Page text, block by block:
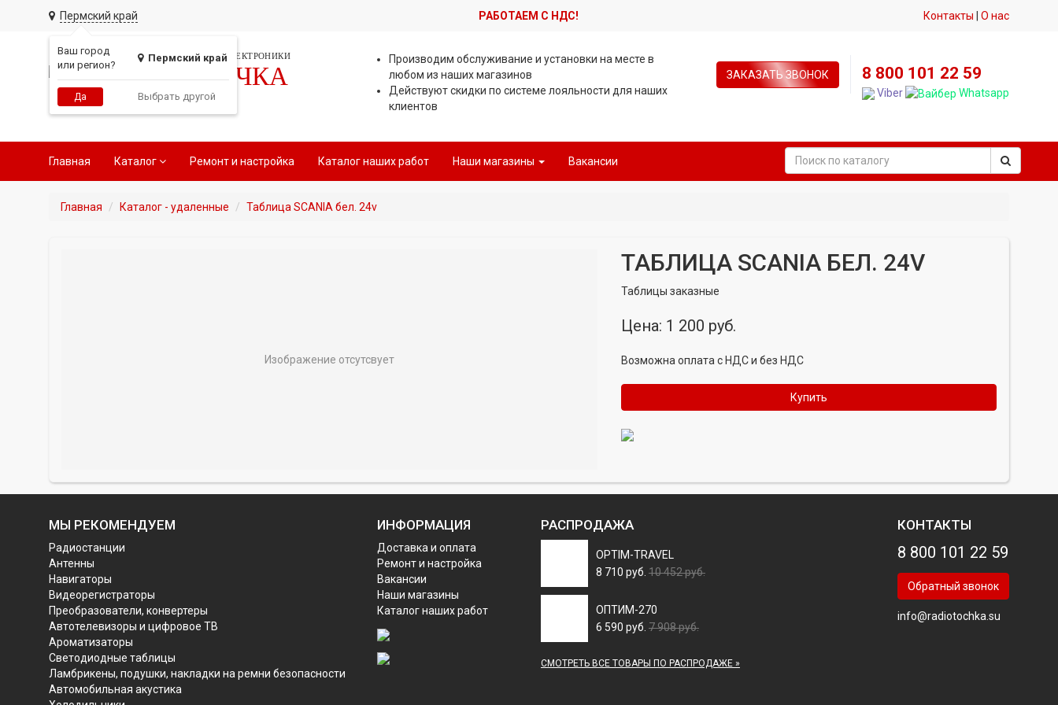
Пермский край
Ваш город
или регион?
Пермский край
Да Выбрать другой
РАБОТАЕМ С НДС! Контакты О нас
СЕТЬ МАГАЗИНОВ АВТОЭЛЕКТРОНИКИ
РАДИОТОЧКА
Производим обслуживание и установки на месте в
любом из наших магазинов
Действуют скидки по системе лояльности для наших
клиентов
ЗАКАЗАТЬ ЗВОНОК 8 800 101 22 59
Viber Whatsapp
Главная Каталог Ремонт и настройка Каталог наших работ Наши магазины Вакансии
Главная Каталог - удаленные Таблица SCANIA бел. 24v
Изображение отсутсвует
ТАБЛИЦА SCANIA БЕЛ. 24V
Таблицы заказные
Цена: 1 200 руб.
Возможна оплата с НДС и без НДС
Купить
МЫ РЕКОМЕНДУЕМ
Радиостанции
Антенны
Навигаторы
Видеорегистраторы
Преобразователи, конвертеры
Автотелевизоры и цифровое ТВ
Ароматизаторы
Светодиодные таблицы
Ламбрикены, подушки, накладки на ремни безопасности
Автомобильная акустика
ИНФОРМАЦИЯ
Доставка и оплата
Ремонт и настройка
Вакансии
Наши магазины
Каталог наших работ
РАСПРОДАЖА
OPTIM-TRAVEL
8 710 руб. 10 452 руб.
ОПТИМ-270
6 590 руб. 7 908 руб.
СМОТРЕТЬ ВСЕ ТОВАРЫ ПО РАСПРОДАЖЕ »
КОНТАКТЫ
8 800 101 22 59
Обратный звонок
info@radiotochka.su